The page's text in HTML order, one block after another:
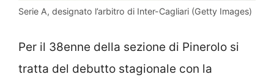
Serie A, designato l’arbitro di Inter-Cagliari (Getty Images)
Per il 38enne della sezione di Pinerolo si
tratta del debutto stagionale con la